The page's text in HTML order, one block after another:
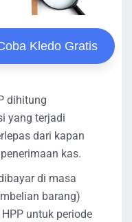
dihitung
yang terjadi
dari kapan
kas.
di masa
barang)
untuk periode
Kledo Gratis